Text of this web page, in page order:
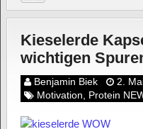
Kieselerde
wichtigen
Benjamin Biek
2.
Motivation
Protein